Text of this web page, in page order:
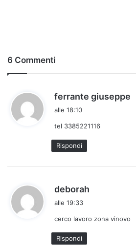
6 Commenti
ferrante giuseppe
alle 18:10
tel 3385221116
Rispondi
deborah
e
alle 19:33
cerco lavoro zona vinovo
Rispondi